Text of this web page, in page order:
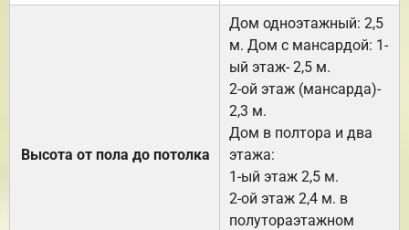
Высота от пола до потолка
Дом одноэтажный: 2,5
м. Дом с мансардой: 1-
ый этаж- 2,5 м.
2-ой этаж (мансарда)-
2,3 м.
Дом в полтора и два
этажа:
1-ый этаж 2,5 м.
2-ой этаж 2,4 м. в
полутораэтажном